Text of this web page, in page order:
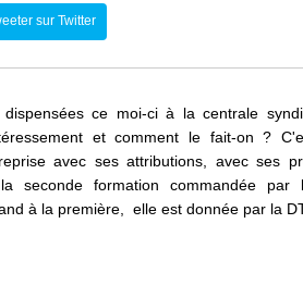
sur Twitter
ce moi-ci à la centrale
et comment le fait-on ?
avec ses attributions, avec ses
seconde formation commandée par
à la première, elle est donnée par la